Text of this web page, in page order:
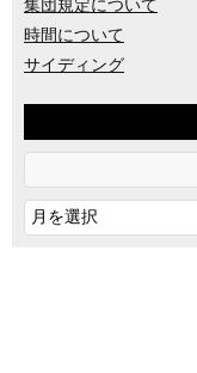
集団規定について
時間について
サイディング